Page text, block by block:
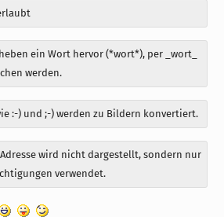
ein Wort hervor (*wort*), per _wort_
werden.
:-) und ;-) werden zu Bildern konvertiert.
wird nicht dargestellt, sondern nur
verwendet.